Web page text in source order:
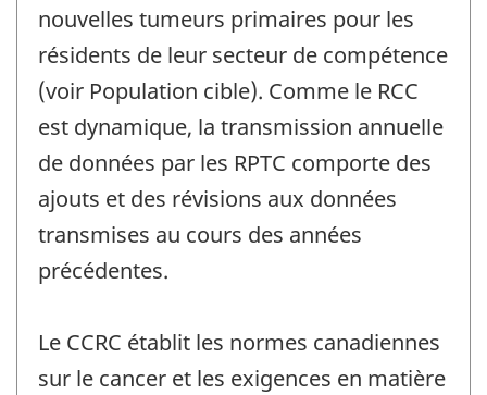
nouvelles tumeurs primaires pour les
résidents de leur secteur de compétence
(voir Population cible). Comme le RCC
est dynamique, la transmission annuelle
de données par les RPTC comporte des
ajouts et des révisions aux données
transmises au cours des années
précédentes.
Le CCRC établit les normes canadiennes
sur le cancer et les exigences en matière